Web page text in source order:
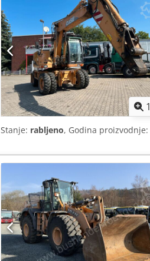
1
Stanje: rabljeno, Godina proizvodnje: